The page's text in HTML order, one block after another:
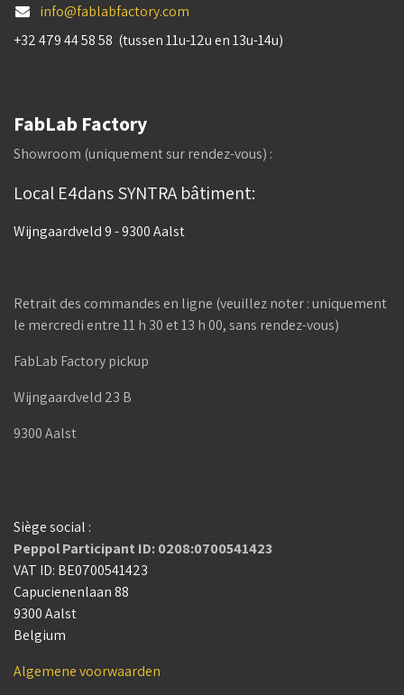
info@fablabfactory.com
+32 479 44 58 58 (tussen 11u-12u en 13u-14u)
FabLab Factory
Showroom (uniquement sur rendez-vous) :
Local E4dans SYNTRA bâtiment:
Wijngaardveld 9 - 9300 Aalst
Retrait des commandes en ligne (veuillez noter : uniquement
le mercredi entre 11 h 30 et 13 h 00, sans rendez-vous)
FabLab Factory pickup
Wijngaardveld 23 B
9300 Aalst
Siège social :
Peppol Participant ID: 0208:0700541423
VAT ID: BE0700541423
Capucienenlaan 88
9300 Aalst
Belgium
Algemene voorwaarden